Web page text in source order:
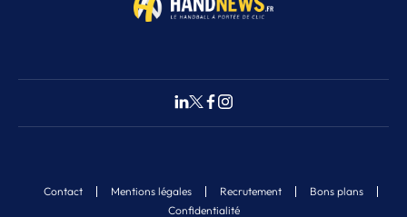
Contact Mentions légales Recrutement
Bons plans
Confidentialité